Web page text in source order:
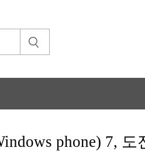
phone) 7,